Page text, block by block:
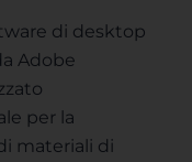
di desktop
Adobe
per la
materiali di